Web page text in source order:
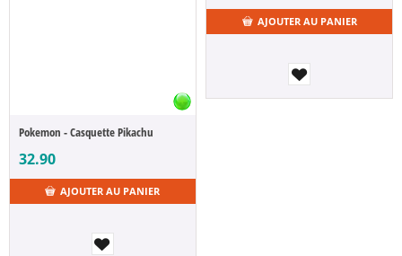
Pokemon - Casquette Pikachu
32.90
AJOUTER AU PANIER
AJOUTER AU PANIER